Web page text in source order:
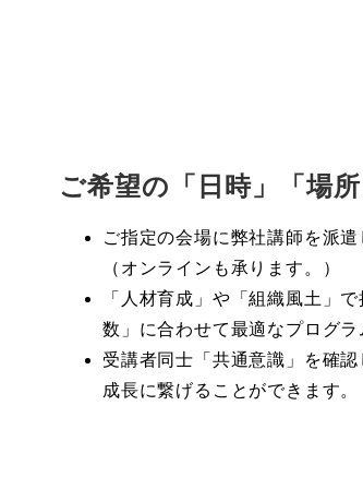
ご希望の「日時」「場
ご指定の会場に弊社講師を派遣
（オンラインも承ります。）
「人材育成」や「組織風土」
数」に合わせて最適なプログラ
受講者同士「共通意識」を確
成長に繋げることができます。